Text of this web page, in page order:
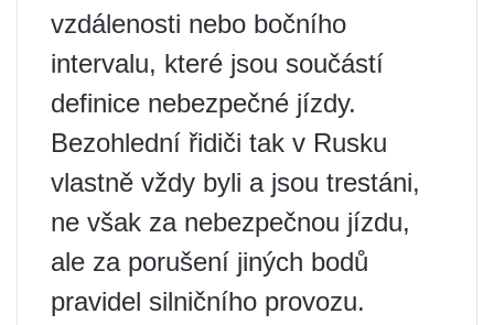
vzdálenosti nebo bočního
intervalu, které jsou součástí
definice nebezpečné jízdy.
Bezohlední řidiči tak v Rusku
vlastně vždy byli a jsou trestáni,
ne však za nebezpečnou jízdu,
ale za porušení jiných bodů
pravidel silničního provozu.